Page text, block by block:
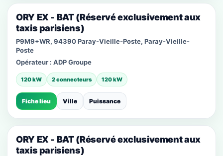
ORY EX - BAT (Réservé exclusivement aux
taxis parisiens)
P9M9+WR, 94390 Paray-Vieille-Poste, Paray-Vieille-
Poste
Opérateur : ADP Groupe
120 kW 2 connecteurs 120 kW
Fiche lieu Ville Puissance
ORY EX - BAT (Réservé exclusivement aux
taxis parisiens)